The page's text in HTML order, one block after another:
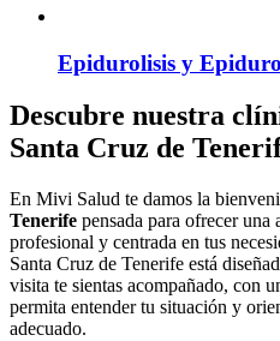
Epidurolisis y
Descubre nuestra
Santa Cruz de
En Mivi Salud te damos la
Tenerife pensada para ofrecer una
profesional y centrada en tus
Santa Cruz de Tenerife está
visita te sientas acompañado, con
permita entender tu situación y
adecuado.